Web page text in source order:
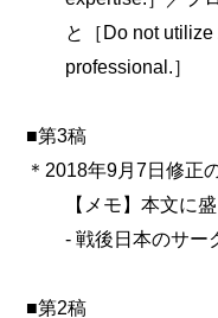
と［Do not
professional.］
■第3稿
＊2018年9月7日修正
【メモ】本文に
‐ 戦後日本のサ
■第2稿